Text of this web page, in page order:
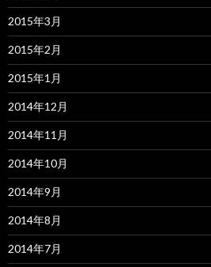
2015年3月
2015年2月
2015年1月
2014年12月
2014年11月
2014年10月
2014年9月
2014年8月
2014年7月